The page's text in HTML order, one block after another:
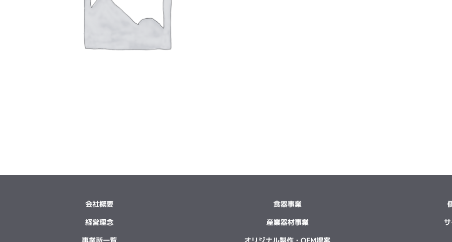
会社概要
経営理念
事業所一覧
食器事業
産業器材事業
オリジナル製作・OEM提案